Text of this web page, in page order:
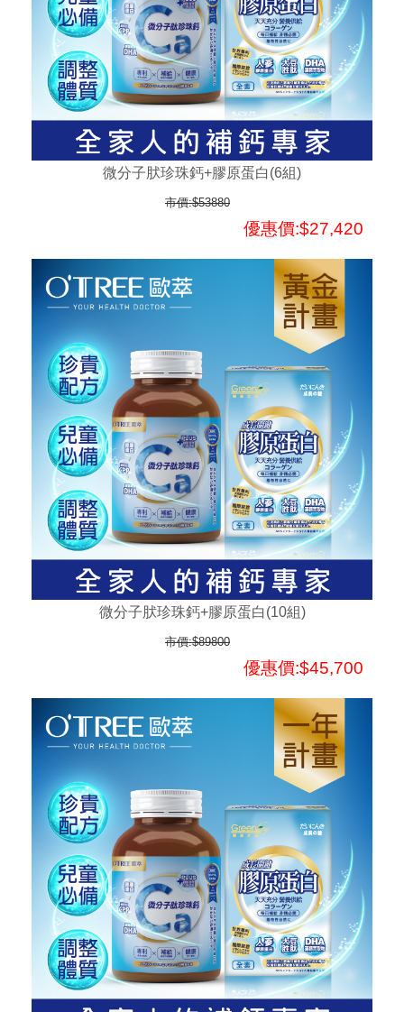
微分子肰珍珠鈣+膠原蛋白(6組)
市價:$53880
優惠價:$27,420
微分子肰珍珠鈣+膠原蛋白(10組)
市價:$89800
優惠價:$45,700